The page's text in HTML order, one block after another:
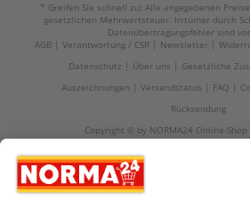
* Greifen Sie schnell zu! Alle angegebenen
gesetzlichen Mehrwertsteuer. Irrtümer durch
Datenübertragungsfehler sind
AGB
Verantwortung / CSR Newsletter
Datenschutz
Über uns
Gesetzliche
Auszeichnungen
Versandstatus FAQ
Rücksendung
Copyright © by NORMA24 Online-Shop